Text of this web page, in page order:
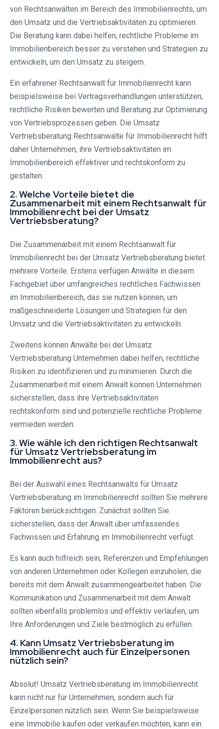
von Rechtsanwälten im Bereich des Immobilienrechts, um
den Umsatz und die Vertriebsaktivitäten zu optimieren.
Die Beratung kann dabei helfen, rechtliche Probleme im
Immobilienbereich besser zu verstehen und Strategien zu
entwickeln, um den Umsatz zu steigern.
Ein erfahrener Rechtsanwalt für Immobilienrecht kann
beispielsweise bei Vertragsverhandlungen unterstützen,
rechtliche Risiken bewerten und Beratung zur Optimierung
von Vertriebsprozessen geben. Die Umsatz
Vertriebsberatung Rechtsanwälte für Immobilienrecht hilft
daher Unternehmen, ihre Vertriebsaktivitäten im
Immobilienbereich effektiver und rechtskonform zu
gestalten.
2. Welche Vorteile bietet die
Zusammenarbeit mit einem Rechtsanwalt für
Immobilienrecht bei der Umsatz
Vertriebsberatung?
Die Zusammenarbeit mit einem Rechtsanwalt für
Immobilienrecht bei der Umsatz Vertriebsberatung bietet
mehrere Vorteile. Erstens verfügen Anwälte in diesem
Fachgebiet über umfangreiches rechtliches Fachwissen
im Immobilienbereich, das sie nutzen können, um
maßgeschneiderte Lösungen und Strategien für den
Umsatz und die Vertriebsaktivitäten zu entwickeln.
Zweitens können Anwälte bei der Umsatz
Vertriebsberatung Unternehmen dabei helfen, rechtliche
Risiken zu identifizieren und zu minimieren. Durch die
Zusammenarbeit mit einem Anwalt können Unternehmen
sicherstellen, dass ihre Vertriebsaktivitäten
rechtskonform sind und potenzielle rechtliche Probleme
vermieden werden.
3. Wie wähle ich den richtigen Rechtsanwalt
für Umsatz Vertriebsberatung im
Immobilienrecht aus?
Bei der Auswahl eines Rechtsanwalts für Umsatz
Vertriebsberatung im Immobilienrecht sollten Sie mehrere
Faktoren berücksichtigen. Zunächst sollten Sie
sicherstellen, dass der Anwalt über umfassendes
Fachwissen und Erfahrung im Immobilienrecht verfügt.
Es kann auch hilfreich sein, Referenzen und Empfehlungen
von anderen Unternehmen oder Kollegen einzuholen, die
bereits mit dem Anwalt zusammengearbeitet haben. Die
Kommunikation und Zusammenarbeit mit dem Anwalt
sollten ebenfalls problemlos und effektiv verlaufen, um
Ihre Anforderungen und Ziele bestmöglich zu erfüllen.
4. Kann Umsatz Vertriebsberatung im
Immobilienrecht auch für Einzelpersonen
nützlich sein?
Absolut! Umsatz Vertriebsberatung im Immobilienrecht
kann nicht nur für Unternehmen, sondern auch für
Einzelpersonen nützlich sein. Wenn Sie beispielsweise
eine Immobilie kaufen oder verkaufen möchten, kann ein